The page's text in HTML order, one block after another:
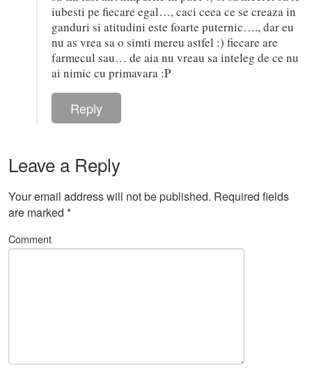
iubesti pe fiecare egal…, caci ceea ce se creaza in
ganduri si atitudini este foarte puternic…., dar eu
nu as vrea sa o simti mereu astfel :) fiecare are
farmecul sau… de aia nu vreau sa inteleg de ce nu
ai nimic cu primavara :P
Reply
Leave a Reply
Your email address will not be published. Required fields
are marked *
Comment